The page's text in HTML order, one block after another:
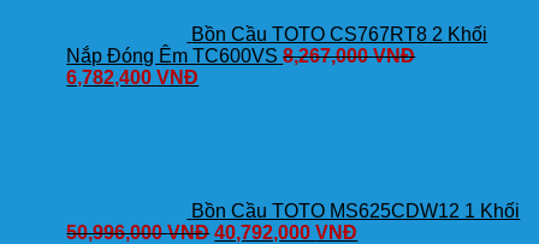
Bồn Cầu TOTO CS767RT8 2 Khối
Nắp Đóng Êm TC600VS 8,267,000VNĐ
6,782,400VNĐ
Bồn Cầu TOTO MS625CDW12 1 Khối
50,996,000VNĐ 40,792,000VNĐ